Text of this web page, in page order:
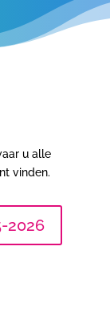
u alle
vinden.
2026